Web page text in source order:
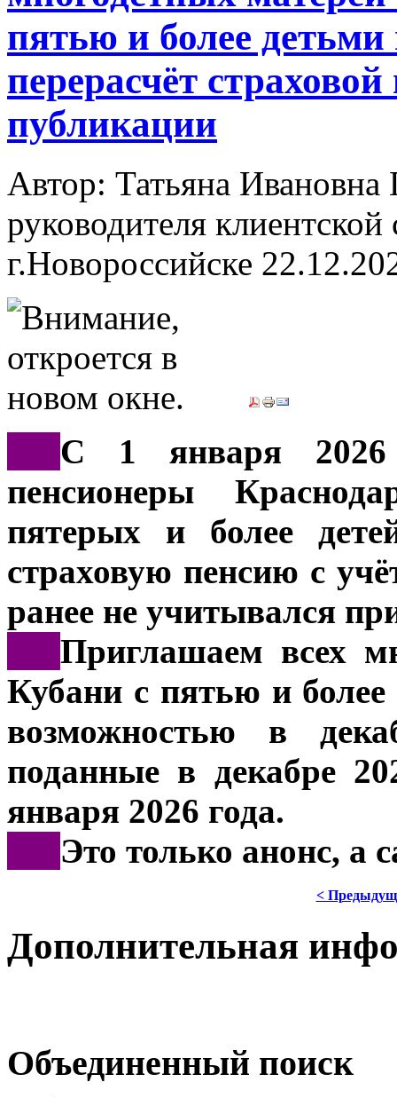
пятью и более
перерасчёт
публикации
Автор: Татьяна
руководителя
г.Новороссийске
С 1 января 2026
пенсионеры
пятерых и более
страховую пенсию с
ранее не учитывался
Приглашаем всех
Кубани с пятью и более
возможностью в
поданные в декабре
января 2026 года.
Это только анонс, а
<
Дополнительная
Объединенный поиск